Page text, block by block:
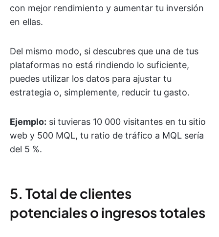
con mejor rendimiento y aumentar tu inversión
en ellas.
Del mismo modo, si descubres que una de tus
plataformas no está rindiendo lo suficiente,
puedes utilizar los datos para ajustar tu
estrategia o, simplemente, reducir tu gasto.
Ejemplo: si tuvieras 10 000 visitantes en tu sitio
web y 500 MQL, tu ratio de tráfico a MQL sería
del 5 %.
5. Total de clientes
potenciales o ingresos totales